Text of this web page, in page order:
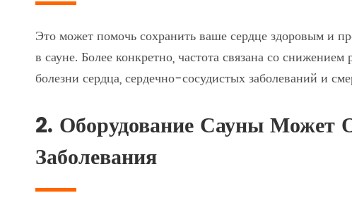
Это может помочь сохранить ваше сердце здоровым и
в сауне. Более конкретно, частота связана со
болезни сердца, сердечно-сосудистых заболеваний и
2. Оборудование Сауны Может
Заболевания